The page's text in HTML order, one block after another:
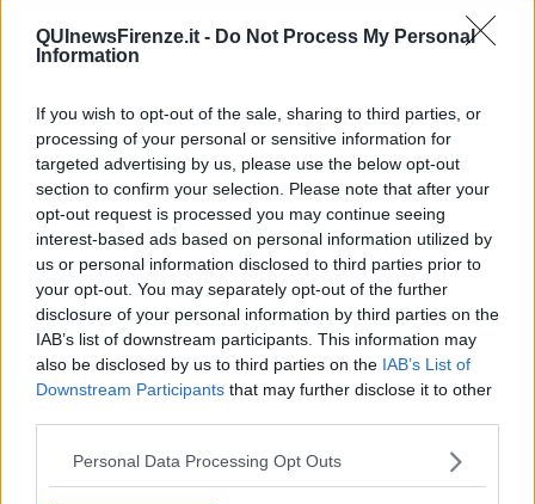
QUInewsFirenze.it - Do Not Process My Personal
Information
If you wish to opt-out of the sale, sharing to third parties, or
processing of your personal or sensitive information for
targeted advertising by us, please use the below opt-out
section to confirm your selection. Please note that after your
opt-out request is processed you may continue seeing
interest-based ads based on personal information utilized by
us or personal information disclosed to third parties prior to
your opt-out. You may separately opt-out of the further
disclosure of your personal information by third parties on the
IAB’s list of downstream participants. This information may
also be disclosed by us to third parties on the IAB’s List of
Downstream Participants that may further disclose it to other
Personal Data Processing Opt Outs
La tempesta e altro
Umani
Parole
Amarezza
Colpa & merito
Vento
​LA PANCHINA ROSSA Requiem per il Commissario
Ospedali del cuore
Coraçào
Charlie
Il telefono del vento
Testamento & Commiato
Poeta
​La colpa - Memorie del commissario
Autunno
Fly me to the moon
Hop!